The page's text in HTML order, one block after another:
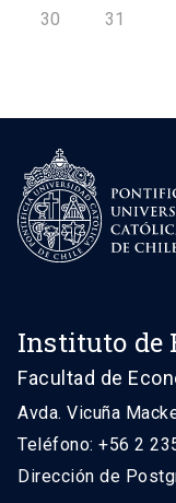
30 31
Instituto de
Facultad de
Avda. Vicuña
Teléfono: +56 2
Dirección de